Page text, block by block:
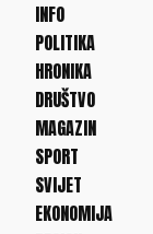
INFO
POLITIKA
HRONIKA
DRUŠTVO
MAGAZIN
SPORT
SVIJET
EKONOMIJA